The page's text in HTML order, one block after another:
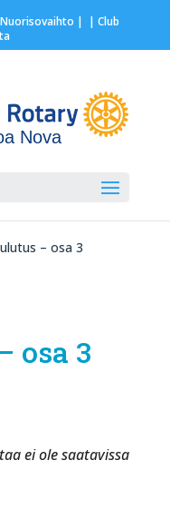
Nuorisovaihto | | Club
Nova
– osa 3
osa 3
ei ole saatavissa